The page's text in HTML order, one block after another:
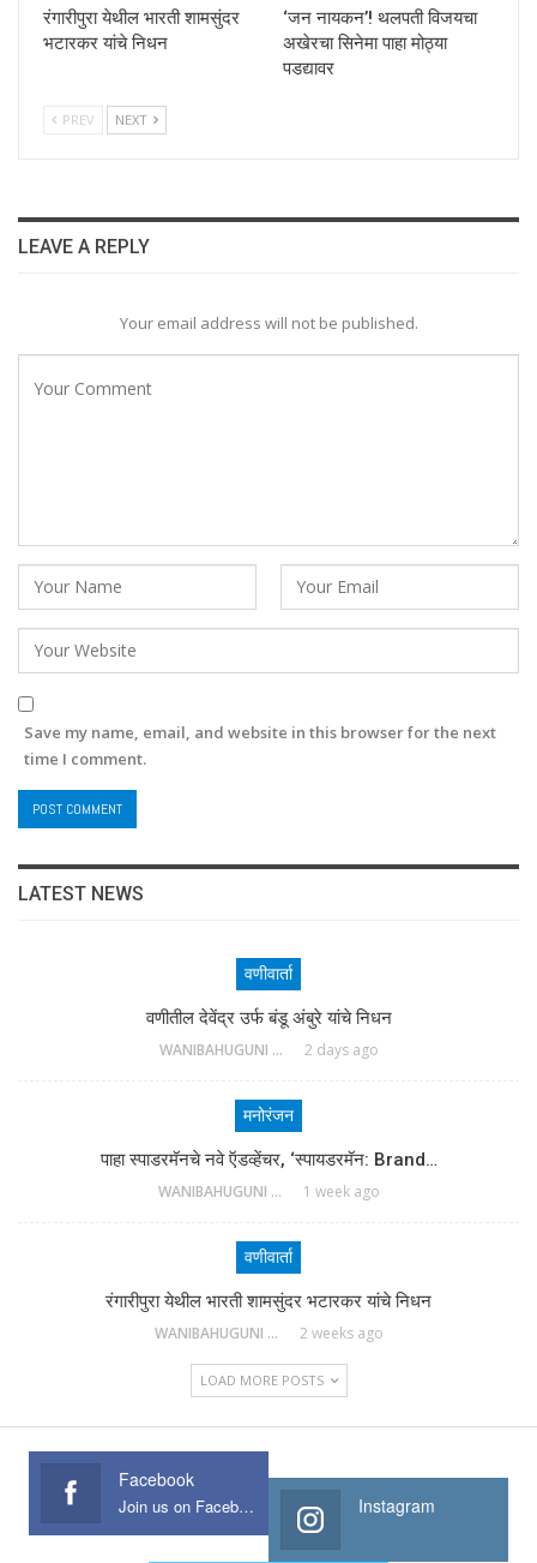
रंगारीपुरा येथील भारती शामसुंदर
भटारकर यांचे निधन
‘जन नायकन’! थलपती विजयचा
अखेरचा सिनेमा पाहा मोठ्या
पडद्यावर
PREV NEXT
LEAVE A REPLY
Your email address will not be published.
Save my name, email, and website in this browser for the next
time I comment.
LATEST NEWS
वणीवार्ता
वणीतील देवेंद्र उर्फ बंडू अंबुरे यांचे निधन
WANIBAHUGUNI DESK 2 days ago
मनोरंजन
पाहा स्पाडरमॅनचे नवे ऍडव्हेंचर, ‘स्पायडरमॅन: Brand…
WANIBAHUGUNI DESK 1 week ago
वणीवार्ता
रंगारीपुरा येथील भारती शामसुंदर भटारकर यांचे निधन
WANIBAHUGUNI DESK 2 weeks ago
LOAD MORE POSTS
Facebook
Join us on Facebook Instagram